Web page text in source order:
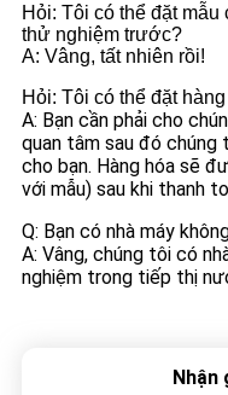
Hỏi: Tôi có thể đặt
thử nghiệm trước?
A: Vâng, tất nhiên rồi!
Hỏi: Tôi có thể đặt
A: Bạn cần phải cho
quan tâm sau đó
cho bạn. Hàng hóa sẽ
với mẫu) sau khi thanh
Q: Bạn có nhà máy
A: Vâng, chúng tôi có
nghiệm trong tiếp thị